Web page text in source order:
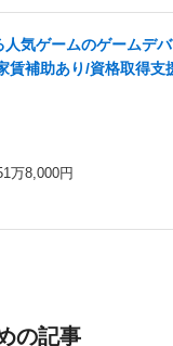
気ゲームのゲームデ
賃補助あり/資格取得支
万8,000円
の記事